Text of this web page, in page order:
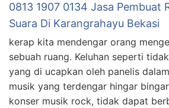
0813 1907 0134 Jasa Pembuat
Suara Di Karangrahayu Bekasi
kerap kita mendengar orang
sebuah ruang. Keluhan seperti
yang di ucapkan oleh panelis
musik yang terdengar hingar
konser musik rock, tidak dapat